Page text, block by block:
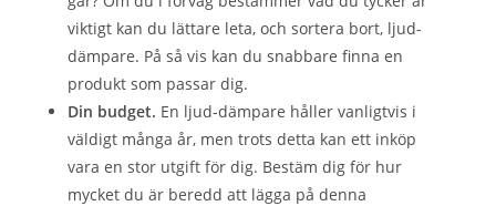
viktigt kan du lättare leta, och sortera bort, ljud-
dämpare. På så vis kan du snabbare finna en
produkt som passar dig.
Din budget. En ljud-dämpare håller vanligtvis i
väldigt många år, men trots detta kan ett inköp
vara en stor utgift för dig. Bestäm dig för hur
mycket du är beredd att lägga på denna